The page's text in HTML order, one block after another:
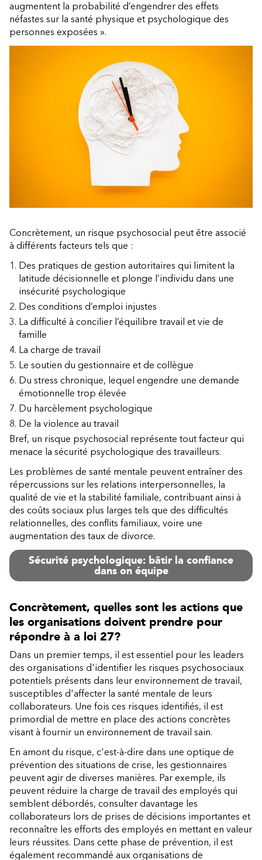
augmentent la probabilité d’engendrer des effets
néfastes sur la santé physique et psychologique des
personnes exposées ».
Concrètement, un risque psychosocial peut être associé
à différents facteurs tels que :
Des pratiques de gestion autoritaires qui limitent la
latitude décisionnelle et plonge l’individu dans une
insécurité psychologique
Des conditions d’emploi injustes
La difficulté à concilier l’équilibre travail et vie de
famille
La charge de travail
Le soutien du gestionnaire et de collègue
Du stress chronique, lequel engendre une demande
émotionnelle trop élevée
Du harcèlement psychologique
De la violence au travail
Bref, un risque psychosocial représente tout facteur qui
menace la sécurité psychologique des travailleurs.
Les problèmes de santé mentale peuvent entraîner des
répercussions sur les relations interpersonnelles, la
qualité de vie et la stabilité familiale, contribuant ainsi à
des coûts sociaux plus larges tels que des difficultés
relationnelles, des conflits familiaux, voire une
augmentation des taux de divorce.
Sécurité psychologique: bâtir la confiance
dans on équipe
Concrètement, quelles sont les actions que
les organisations doivent prendre pour
répondre à a loi 27?
Dans un premier temps, il est essentiel pour les leaders
des organisations d'identifier les risques psychosociaux
potentiels présents dans leur environnement de travail,
susceptibles d'affecter la santé mentale de leurs
collaborateurs. Une fois ces risques identifiés, il est
primordial de mettre en place des actions concrètes
visant à fournir un environnement de travail sain.
En amont du risque, c'est-à-dire dans une optique de
prévention des situations de crise, les gestionnaires
peuvent agir de diverses manières. Par exemple, ils
peuvent réduire la charge de travail des employés qui
semblent débordés, consulter davantage les
collaborateurs lors de prises de décisions importantes et
reconnaître les efforts des employés en mettant en valeur
leurs réussites. Dans cette phase de prévention, il est
également recommandé aux organisations de